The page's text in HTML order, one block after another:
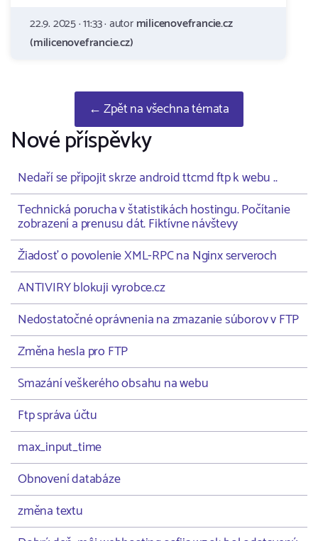
22.9. 2025 · 11:33 · autormilicenovefrancie.cz
(milicenovefrancie.cz)
← Zpět na všechna témata
Nové příspěvky
Nedaří se připojit skrze android ttcmd ftp k webu ..
Technická porucha v štatistikách hostingu. Počítanie
zobrazení a prenusu dát. Fiktívne návštevy
Žiadosť o povolenie XML-RPC na Nginx serveroch
ANTIVIRY blokuji vyrobce.cz
Nedostatočné oprávnenia na zmazanie súborov v FTP
Změna hesla pro FTP
Smazání veškerého obsahu na webu
Ftp správa účtu
max_input_time
Obnovení databáze
změna textu